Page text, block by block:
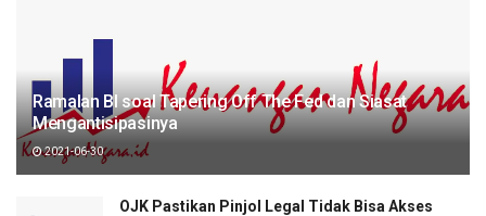
Ramalan BI soal Tapering Off The Fed dan Siasat
Mengantisipasinya
2021-06-30
OJK Pastikan Pinjol Legal Tidak Bisa Akses